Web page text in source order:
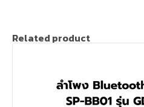
Related product